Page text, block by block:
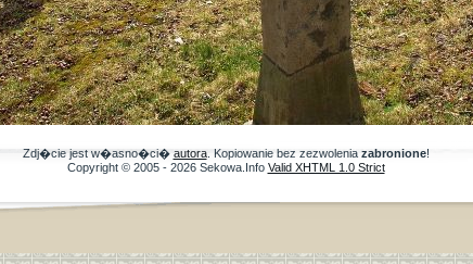
Zdj�cie jest w�asno�ci� autora. Kopiowanie bez zezwolenia zabronione!
Copyright © 2005 - 2026 Sekowa.Info Valid XHTML 1.0 Strict